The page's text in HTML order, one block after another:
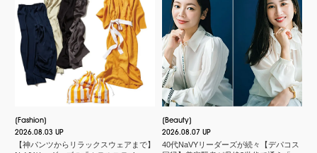
Fashion
2026.08.03 UP
【神パンツからリラックスウェアまで】
Beauty
2026.08.07 UP
40代NaVYリーダーズが続々【デパコス